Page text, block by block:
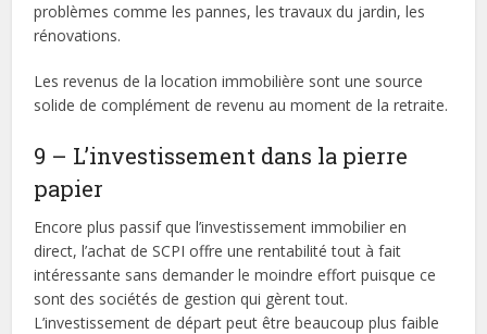
problèmes comme les pannes, les travaux du jardin, les
rénovations.
Les revenus de la location immobilière sont une source
solide de complément de revenu au moment de la retraite.
9 – L’investissement dans la pierre
papier
Encore plus passif que l’investissement immobilier en
direct, l’achat de SCPI offre une rentabilité tout à fait
intéressante sans demander le moindre effort puisque ce
sont des sociétés de gestion qui gèrent tout.
L’investissement de départ peut être beaucoup plus faible